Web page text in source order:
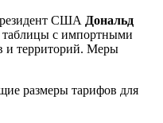
США Дональд
таблицы с импортными
и территорий. Меры
размеры тарифов для